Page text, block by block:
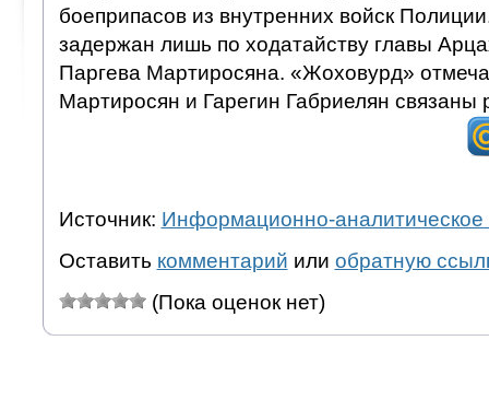
боеприпасов из внутренних войск
задержан лишь по ходатайству главы
Паргева Мартиросяна. «Жоховурд»
Мартиросян и Гарегин Габриелян
Источник: Информационно-аналитическое
Оставить комментарий или обратную
(Пока оценок нет)